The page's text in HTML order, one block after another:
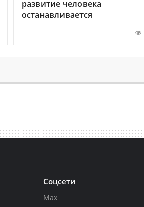
развитие человека
останавливается
Соцсети
Max